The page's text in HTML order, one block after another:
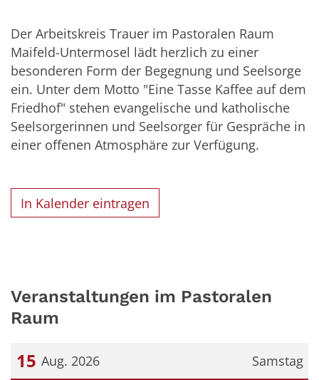
Der Arbeitskreis Trauer im Pastoralen Raum
Maifeld-Untermosel lädt herzlich zu einer
besonderen Form der Begegnung und Seelsorge
ein. Unter dem Motto "Eine Tasse Kaffee auf dem
Friedhof" stehen evangelische und katholische
Seelsorgerinnen und Seelsorger für Gespräche in
einer offenen Atmosphäre zur Verfügung.
In Kalender eintragen
Veranstaltungen im Pastoralen
Raum
Samstag
15 Aug. 2026